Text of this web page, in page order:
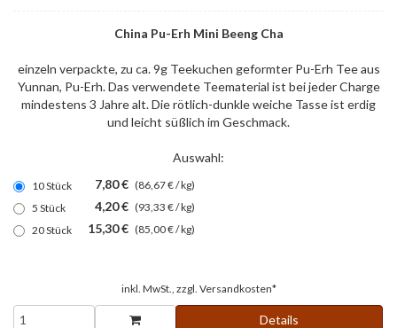
China Pu-Erh Mini Beeng Cha
einzeln verpackte, zu ca. 9g Teekuchen geformter Pu-Erh Tee aus
Yunnan, Pu-Erh. Das verwendete Teematerial ist bei jeder Charge
mindestens 3 Jahre alt. Die rötlich-dunkle weiche Tasse ist erdig
und leicht süßlich im Geschmack.
Auswahl:
10 Stück 7,80 € (86,67 € / kg)
5 Stück
4,20 € (93,33 € / kg)
20 Stück
15,30 € (85,00 € / kg)
inkl. MwSt., zzgl. Versandkosten*
Details